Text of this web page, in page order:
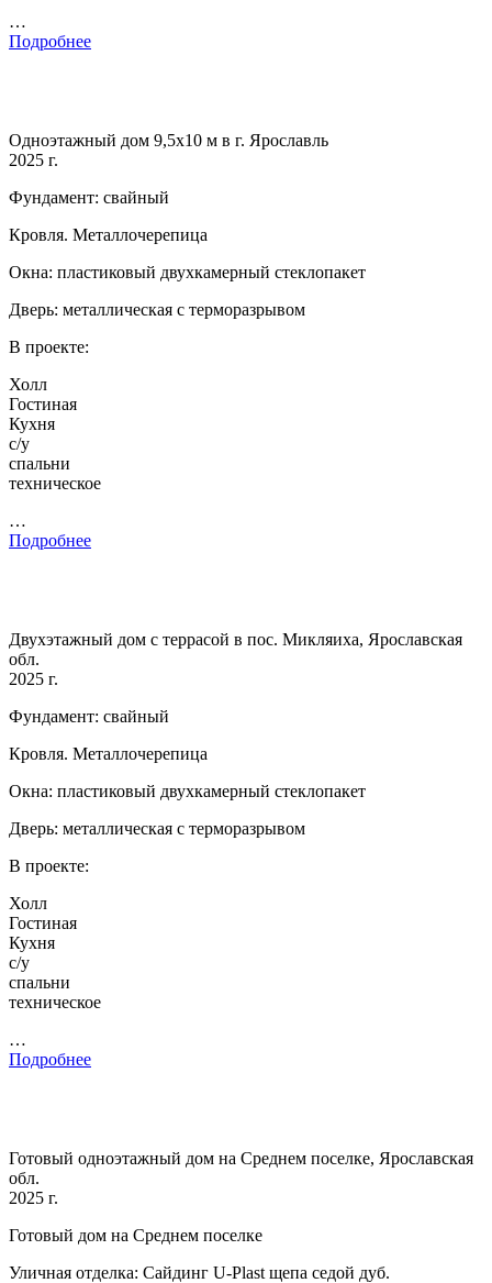
…
Подробнее
Одноэтажный дом 9,5х10 м в г. Ярославль
2025 г.
Фундамент: свайный
Кровля. Металлочерепица
Окна: пластиковый двухкамерный стеклопакет
Дверь: металлическая с терморазрывом
В проекте:
Холл
Гостиная
Кухня
с/у
спальни
техническое
…
Подробнее
Двухэтажный дом с террасой в пос. Микляиха, Ярославская
обл.
2025 г.
Фундамент: свайный
Кровля. Металлочерепица
Окна: пластиковый двухкамерный стеклопакет
Дверь: металлическая с терморазрывом
В проекте:
Холл
Гостиная
Кухня
с/у
спальни
техническое
…
Подробнее
Готовый одноэтажный дом на Среднем поселке, Ярославская
обл.
2025 г.
Готовый дом на Среднем поселке
Уличная отделка: Сайдинг U-Plast щепа седой дуб.